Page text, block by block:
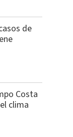
de
Costa
clima